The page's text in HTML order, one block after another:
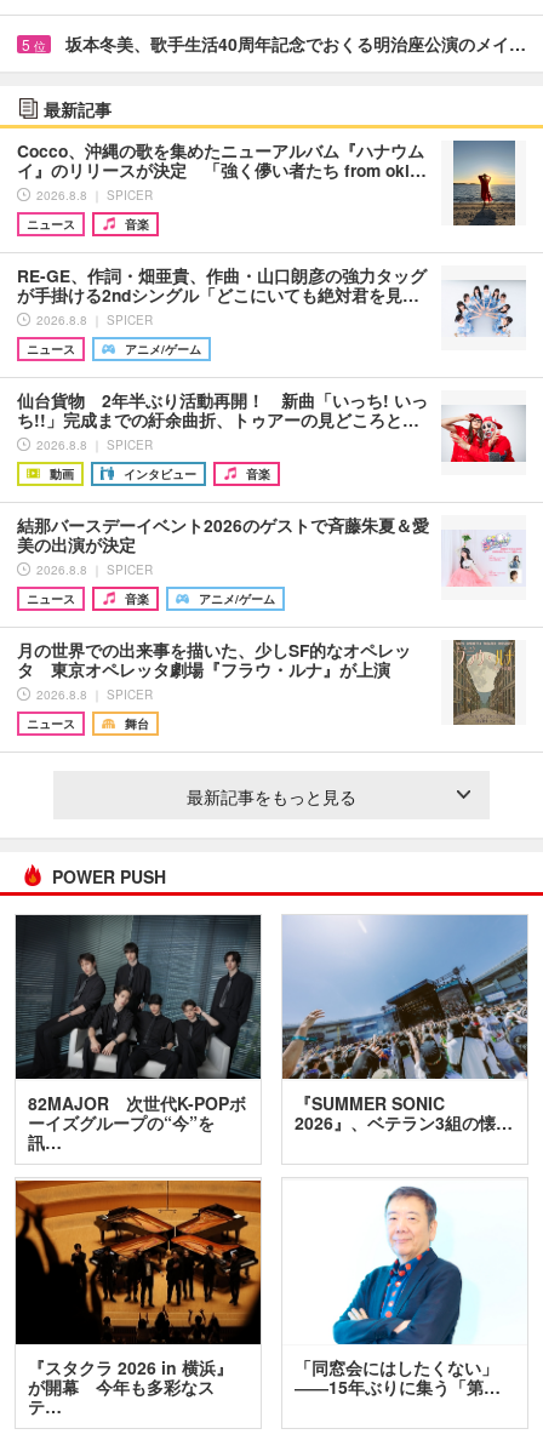
5 位 坂本冬美、歌手生活40周年記念でおくる明治座公演のメイ…
最新記事
Cocco、沖縄の歌を集めたニューアルバム『ハナウム
イ』のリリースが決定 「強く儚い者たち from oki…
2026.8.8 ｜ SPICER
ニュース
音楽
RE-GE、作詞・畑亜貴、作曲・山口朗彦の強力タッグ
が手掛ける2ndシングル「どこにいても絶対君を見…
2026.8.8 ｜ SPICER
ニュース
アニメ/ゲーム
仙台貨物 2年半ぶり活動再開！ 新曲「いっち! いっ
ち!!」完成までの紆余曲折、トゥアーの見どころと…
2026.8.8 ｜ SPICER
動画
インタビュー 音楽
結那バースデーイベント2026のゲストで斉藤朱夏＆愛
美の出演が決定
2026.8.8 ｜ SPICER
ニュース
音楽 アニメ/ゲーム
月の世界での出来事を描いた、少しSF的なオペレッ
タ 東京オペレッタ劇場『フラウ・ルナ』が上演
2026.8.8 ｜ SPICER
ニュース
舞台
最新記事をもっと見る
POWER PUSH
82MAJOR 次世代K-POPボ
ーイズグループの“今”を
訊…
『SUMMER SONIC
2026』、ベテラン3組の懐…
『スタクラ 2026 in 横浜』
が開幕 今年も多彩なス
テ…
「同窓会にはしたくない」
――15年ぶりに集う「第…